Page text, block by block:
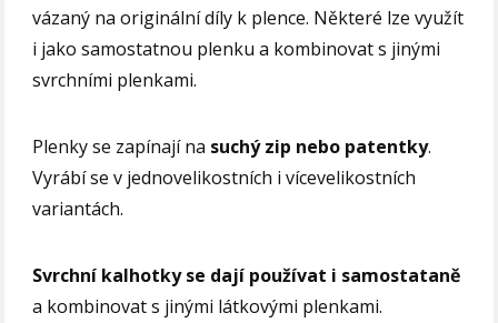
vázaný na originální díly k plence. Některé lze využít
i jako samostatnou plenku a kombinovat s jinými
svrchními plenkami.
Plenky se zapínají na suchý zip nebo patentky.
Vyrábí se v jednovelikostních i vícevelikostních
variantách.
Svrchní kalhotky se dají používat i samostataně
a kombinovat s jinými látkovými plenkami.